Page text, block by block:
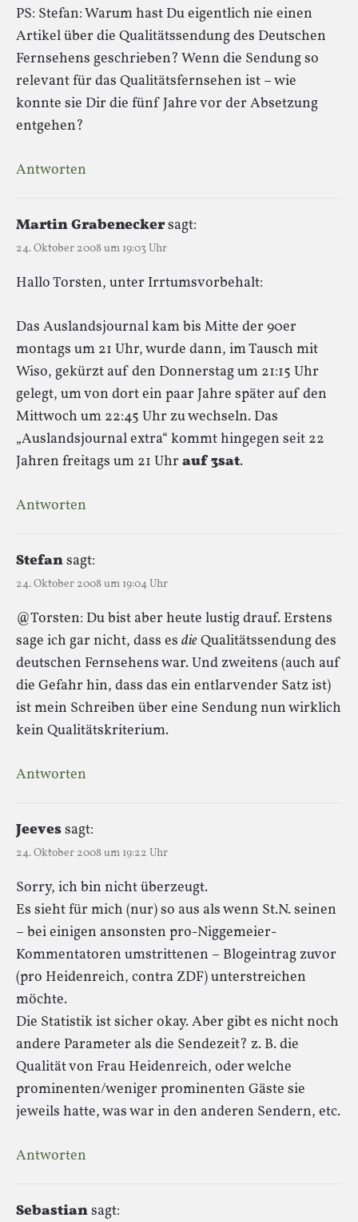
PS: Stefan: Warum hast Du eigentlich nie einen
Artikel über die Qualitätssendung des Deutschen
Fernsehens geschrieben? Wenn die Sendung so
relevant für das Qualitätsfernsehen ist – wie
konnte sie Dir die fünf Jahre vor der Absetzung
entgehen?
Antworten
Martin Grabeneckersagt:
24. Oktober 2008 um 19:03 Uhr
Hallo Torsten, unter Irrtumsvorbehalt:
Das Auslandsjournal kam bis Mitte der 90er
montags um 21 Uhr, wurde dann, im Tausch mit
Wiso, gekürzt auf den Donnerstag um 21:15 Uhr
gelegt, um von dort ein paar Jahre später auf den
Mittwoch um 22:45 Uhr zu wechseln. Das
„Auslandsjournal extra“ kommt hingegen seit 22
Jahren freitags um 21 Uhr auf 3sat.
Antworten
Stefansagt:
24. Oktober 2008 um 19:04 Uhr
@Torsten: Du bist aber heute lustig drauf. Erstens
sage ich gar nicht, dass es dieQualitätssendung des
deutschen Fernsehens war. Und zweitens (auch auf
die Gefahr hin, dass das ein entlarvender Satz ist)
ist mein Schreiben über eine Sendung nun wirklich
kein Qualitätskriterium.
Antworten
Jeevessagt:
24. Oktober 2008 um 19:22 Uhr
Sorry, ich bin nicht überzeugt.
Es sieht für mich (nur) so aus als wenn St.N. seinen
– bei einigen ansonsten pro-Niggemeier-
Kommentatoren umstrittenen – Blogeintrag zuvor
(pro Heidenreich, contra ZDF) unterstreichen
möchte.
Die Statistik ist sicher okay. Aber gibt es nicht noch
andere Parameter als die Sendezeit? z. B. die
Qualität von Frau Heidenreich, oder welche
prominenten/weniger prominenten Gäste sie
jeweils hatte, was war in den anderen Sendern, etc.
Antworten
Sebastiansagt: